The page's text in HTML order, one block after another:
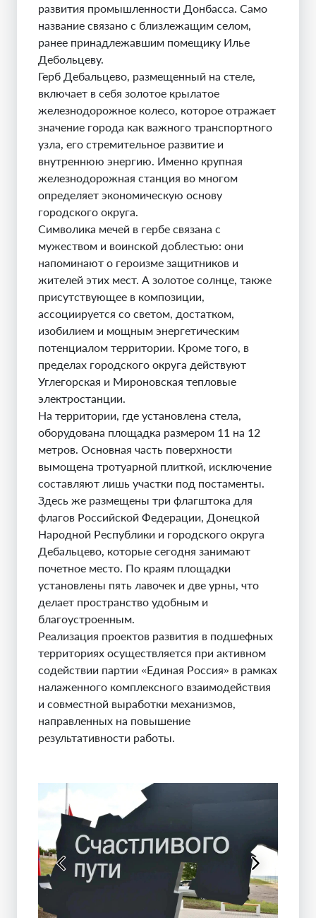
развития промышленности Донбасса. Само
название связано с близлежащим селом,
ранее принадлежавшим помещику Илье
Дебольцеву.
Герб Дебальцево, размещенный на стеле,
включает в себя золотое крылатое
железнодорожное колесо, которое отражает
значение города как важного транспортного
узла, его стремительное развитие и
внутреннюю энергию. Именно крупная
железнодорожная станция во многом
определяет экономическую основу
городского округа.
Символика мечей в гербе связана с
мужеством и воинской доблестью: они
напоминают о героизме защитников и
жителей этих мест. А золотое солнце, также
присутствующее в композиции,
ассоциируется со светом, достатком,
изобилием и мощным энергетическим
потенциалом территории. Кроме того, в
пределах городского округа действуют
Углегорская и Мироновская тепловые
электростанции.
На территории, где установлена стела,
оборудована площадка размером 11 на 12
метров. Основная часть поверхности
вымощена тротуарной плиткой, исключение
составляют лишь участки под постаменты.
Здесь же размещены три флагштока для
флагов Российской Федерации, Донецкой
Народной Республики и городского округа
Дебальцево, которые сегодня занимают
почетное место. По краям площадки
установлены пять лавочек и две урны, что
делает пространство удобным и
благоустроенным.
Реализация проектов развития в подшефных
территориях осуществляется при активном
содействии партии «Единая Россия» в рамках
налаженного комплексного взаимодействия
и совместной выработки механизмов,
направленных на повышение
результативности работы.